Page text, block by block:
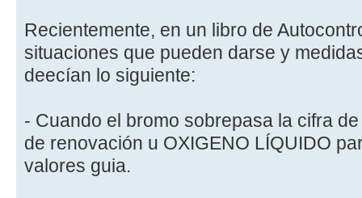
Recientemente, en un libro de
situaciones que pueden darse y
deecían lo siguiente:
- Cuando el bromo sobrepasa la cifra
de renovación u OXIGENO LÍQUIDO
valores guia.